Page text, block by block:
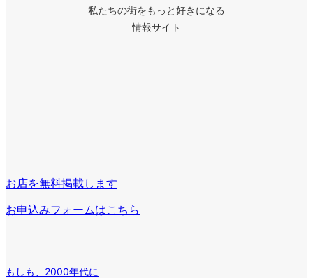
私たちの街をもっと好きになる
情報サイト
リ
ン
ク
ン
リ
ク
ン
ン
ク
お店を無料掲載します
お申込みフォームはこちら
もしも
2000年代に